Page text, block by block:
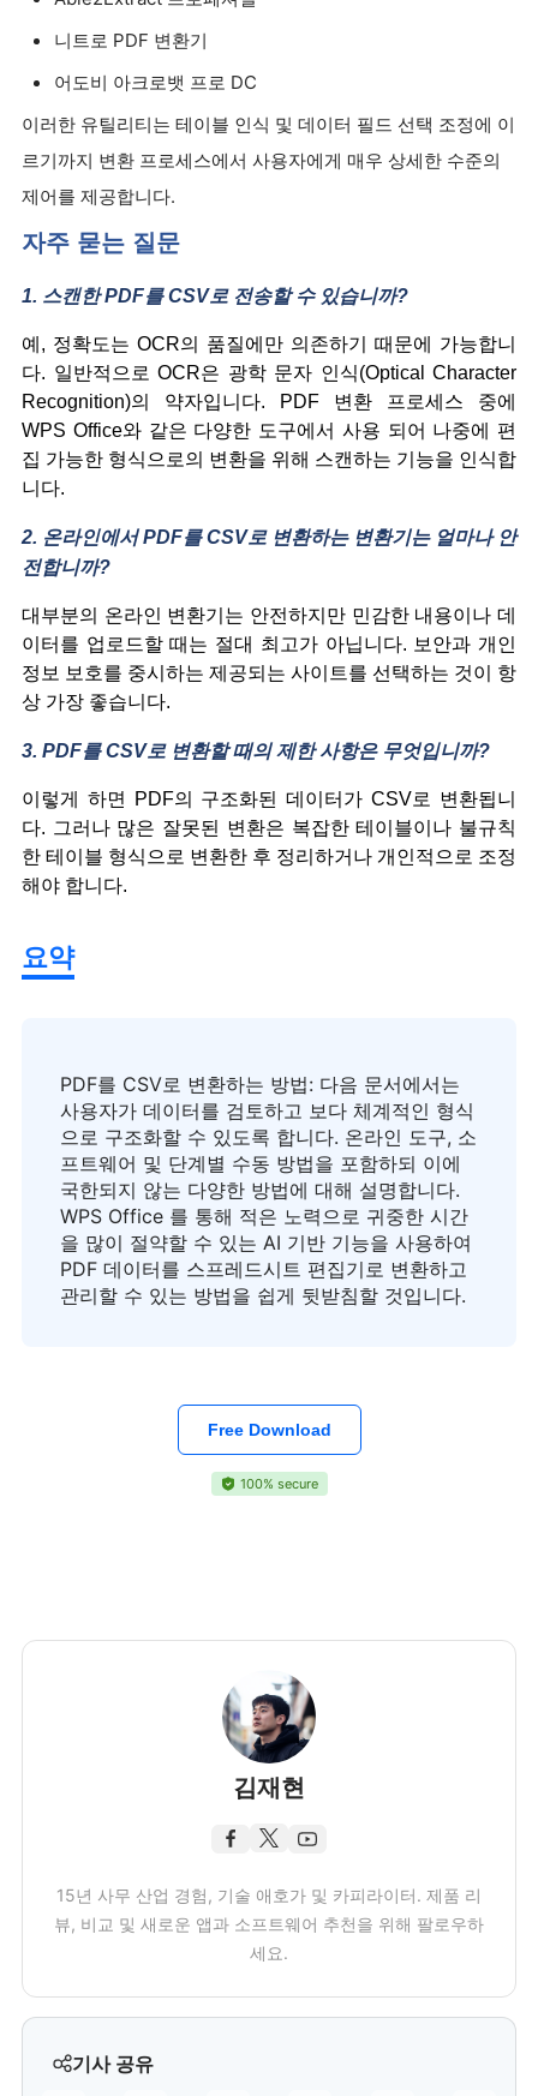
기사 공유
니트로 PDF 변환기
어도비 아크로뱃 프로 DC
이러한 유틸리티는 테이블 인식 및 데이터 필드 선택 조정에 이
르기까지 변환 프로세스에서 사용자에게 매우 상세한 수준의
제어를 제공합니다.
자주 묻는 질문
1. 스캔한 PDF를 CSV로 전송할 수 있습니까?
예, 정확도는 OCR의 품질에만 의존하기 때문에 가능합니
다. 일반적으로 OCR은 광학 문자 인식(Optical Character
Recognition)의 약자입니다. PDF 변환 프로세스 중에
WPS Office와 같은 다양한 도구에서 사용 되어 나중에 편
집 가능한 형식으로의 변환을 위해 스캔하는 기능을 인식합
니다.
2. 온라인에서 PDF를 CSV로 변환하는 변환기는 얼마나 안
전합니까?
대부분의 온라인 변환기는 안전하지만 민감한 내용이나 데
이터를 업로드할 때는 절대 최고가 아닙니다. 보안과 개인
정보 보호를 중시하는 제공되는 사이트를 선택하는 것이 항
상 가장 좋습니다.
3. PDF를 CSV로 변환할 때의 제한 사항은 무엇입니까?
이렇게 하면 PDF의 구조화된 데이터가 CSV로 변환됩니
다. 그러나 많은 잘못된 변환은 복잡한 테이블이나 불규칙
한 테이블 형식으로 변환한 후 정리하거나 개인적으로 조정
해야 합니다.
요약
PDF를 CSV로 변환하는 방법: 다음 문서에서는
사용자가 데이터를 검토하고 보다 체계적인 형식
으로 구조화할 수 있도록 합니다. 온라인 도구, 소
프트웨어 및 단계별 수동 방법을 포함하되 이에
국한되지 않는 다양한 방법에 대해 설명합니다.
WPS Office 를 통해 적은 노력으로 귀중한 시간
을 많이 절약할 수 있는 AI 기반 기능을 사용하여
PDF 데이터를 스프레드시트 편집기로 변환하고
관리할 수 있는 방법을 쉽게 뒷받침할 것입니다.
Free Download
100% secure
김재현
15년 사무 산업 경험, 기술 애호가 및 카피라이터. 제품 리
뷰, 비교 및 새로운 앱과 소프트웨어 추천을 위해 팔로우하
세요.